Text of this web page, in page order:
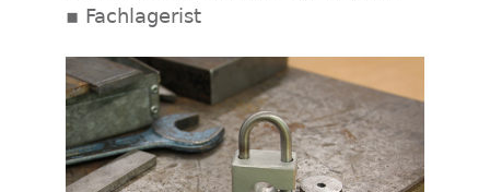
▪ Fachlagerist